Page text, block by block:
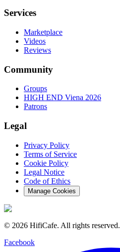
Services
Marketplace
Videos
Reviews
Community
Groups
HIGH END Viena 2026
Patrons
Legal
Privacy Policy
Terms of Service
Cookie Policy
Legal Notice
Code of Ethics
Manage Cookies
© 2026 HifiCafe. All rights reserved.
Facebook